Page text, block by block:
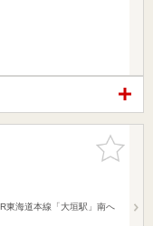
お気に入
りに追加
東海道本線「大垣駅」南へ